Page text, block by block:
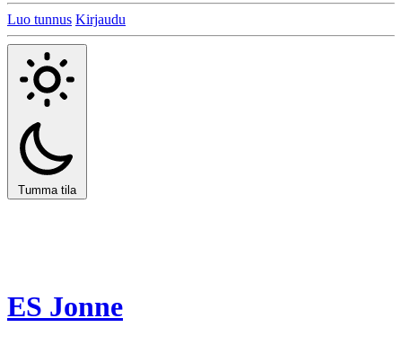
Luo tunnus Kirjaudu
Tumma tila
ES Jonne